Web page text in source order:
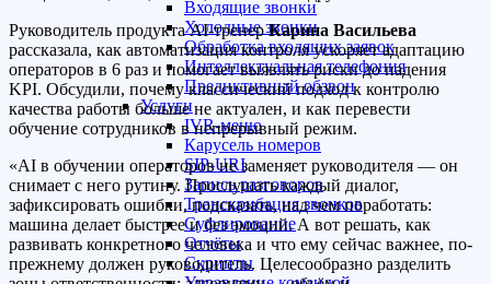
Входящие звонки
Холодные звонки
Обработка входящих заявок
Интеллектуальная телефония
Предиктивный обзвон
Услуги
IVR-меню
Карусель номеров
SIP-URI
Запись разговоров
Транскрибация звонков
Суфлирование
Отчёты
Скрипты
Руководитель продукта AI-тренерКарина Васильева
рассказала, как автоматизация контроля ускоряет адаптацию
операторов в 6 раз и помогает выявлять риски до падения
KPI. Обсудили, почему классический подход к контролю
качества работы больше не актуален, и как перевести
обучение сотрудников в непрерывный режим.
«AI в обучении операторов не заменяет руководителя — он
снимает с него рутину. Прослушать каждый диалог,
зафиксировать ошибки, подсказать, над чем поработать:
машина делает быстрее и без эмоций. А вот решать, как
развивать конкретного человека и что ему сейчас важнее, по-
прежнему должен руководитель. Целесообразно разделить